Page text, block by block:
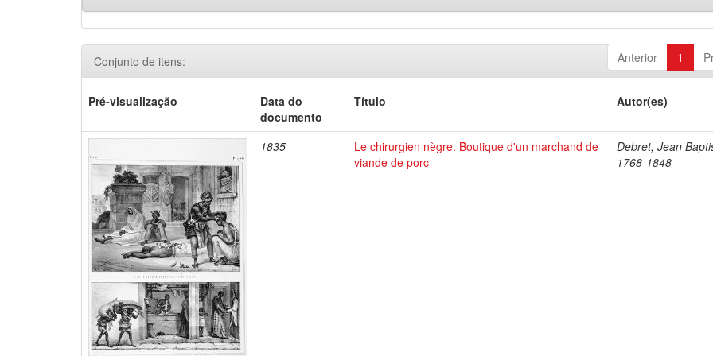
Anterior 1
Conjunto de itens:
Pré-visualização
Data do
documento
Título Autor(es)
1835
Le chirurgien nègre. Boutique d'un marchand de
viande de porc
Debret, Jean
1768-1848